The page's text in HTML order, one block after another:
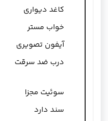
کاغد دیواری
خواب مستر
آیفون تصویری
درب ضد سرقت
سوئیت مجزا
سند دارد